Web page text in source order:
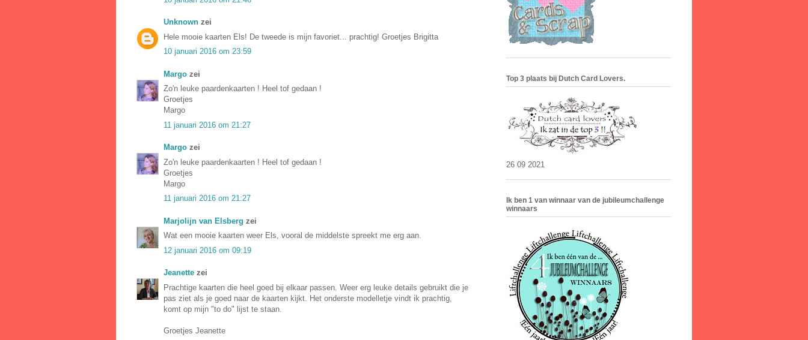
Unknown zei
Hele mooie kaarten Els! De tweede is mijn favoriet... prachtig! Groetjes Brigitta
10 januari 2016 om 23:59
Margo zei
Zo'n leuke paardenkaarten ! Heel tof gedaan !
Groetjes
Margo
11 januari 2016 om 21:27
Margo zei
Zo'n leuke paardenkaarten ! Heel tof gedaan !
Groetjes
Margo
11 januari 2016 om 21:27
Marjolijn van Elsberg zei
Wat een mooie kaarten weer Els, vooral de middelste spreekt me erg aan.
12 januari 2016 om 09:19
Jeanette zei
Prachtige kaarten die heel goed bij elkaar passen. Weer erg leuke details gebruikt die je
pas ziet als je goed naar de kaarten kijkt. Het onderste modelletje vindt ik prachtig,
komt op mijn "to do" lijst te staan.
Groetjes Jeanette
Top 3 plaats bij Dutch Card Lovers.
26 09 2021
Ik ben 1 van winnaar van de jubileumchallenge
winnaars